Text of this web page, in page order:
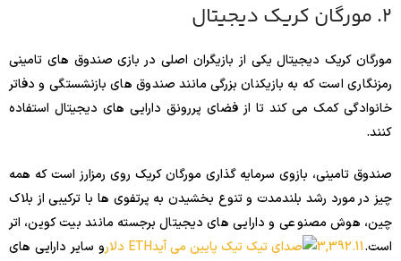
2. مورگان کریک دیجیتال
مورگان کریک دیجیتال یکی از بازیگران اصلی در بازی صندوق های تامینی
رمزنگاری است که به بازیکنان بزرگی مانند صندوق های بازنشستگی و دفاتر
خانوادگی کمک می کند تا از فضای پررونق دارایی های دیجیتال استفاده
کنند.
صندوق تامینی، بازوی سرمایه گذاری مورگان کریک روی رمزارز است که همه
چیز در مورد رشد بلندمدت و تنوع بخشیدن به پرتفوی ها با ترکیبی از بلاک
چین، هوش مصنوعی و دارایی های دیجیتال برجسته مانند بیت کوین، اتر
است.
ETH 3,392.11 دلار
و سایر دارایی های